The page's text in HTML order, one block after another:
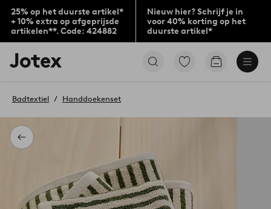
25% op het duurste artikel*
+ 10% extra op afgeprijsde
artikelen**. Code: 424882
Nieuw hier? Schrijf je in
voor 40% korting op het
duurste artikel*
Jotex
logo
to
home
page
Ga
Go
Terug
Badtextiel Handdoekenset